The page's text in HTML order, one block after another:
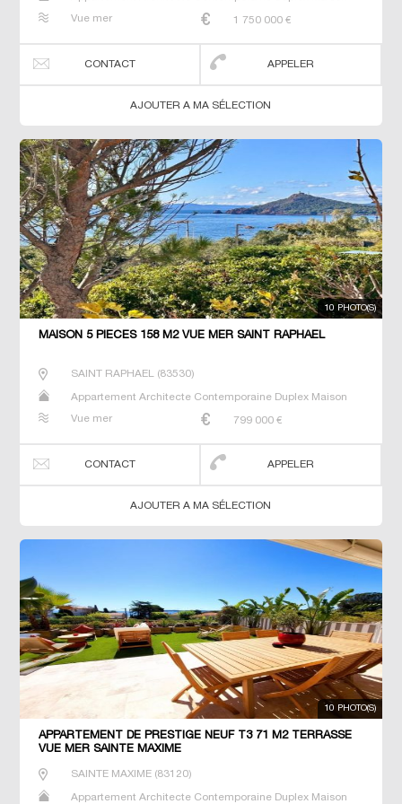
Terrain Terrain constructible Villa
Vue mer 1 750 000 €
CONTACT APPELER
AJOUTER A MA SÉLECTION
10 PHOTO(S)
MAISON 5 PIECES 158 M2 VUE MER SAINT RAPHAEL
SAINT RAPHAEL(83530)
Appartement Architecte Contemporaine Duplex Maison
Terrain Terrain constructible Villa
Vue mer 799 000 €
CONTACT APPELER
AJOUTER A MA SÉLECTION
10 PHOTO(S)
APPARTEMENT DE PRESTIGE NEUF T3 71 M2 TERRASSE
VUE MER SAINTE MAXIME
SAINTE MAXIME(83120)
Appartement Architecte Contemporaine Duplex Maison